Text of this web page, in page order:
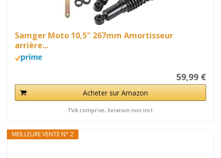
Samger Moto 10,5" 267mm Amortisseur
arrière...
59,99 €
Acheter sur Amazon
TVA comprise, livraison non incl.
MEILLEURE VENTE N° 2